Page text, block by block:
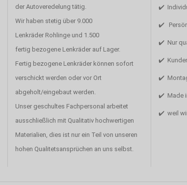
der Autoveredelung tätig.
Wir haben stetig über 9.000
Lenkräder Rohlinge und 1.500
fertig bezogene Lenkräder auf Lager.
Fertig bezogene Lenkräder können sofort
verschickt werden oder vor Ort
abgeholt/eingebaut werden.
Unser geschultes Fachpersonal arbeitet
ausschließlich mit Qualitativ hochwertigen
Materialien, dies ist nur ein Teil von unseren
hohen Qualitetsansprüchen an uns selbst.
✔️
✔️
✔️ Nur
✔️
✔️
✔️ Made
✔️ weil